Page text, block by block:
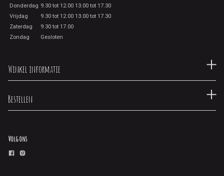
Donderdag 9.30 tot 12.00 13.00 tot 17.30
Vrijdag
9.30 tot 12.00 13.00 tot 17.30
Zaterdag
9.30 tot 17.00
Zondag
Gesloten
Winkel informatie
Bestellen
Volg ons